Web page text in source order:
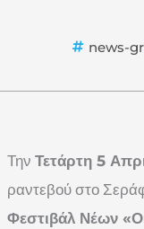
news-gr
Την Τετάρτη 5
ραντεβού στο
Φεστιβάλ Νέων